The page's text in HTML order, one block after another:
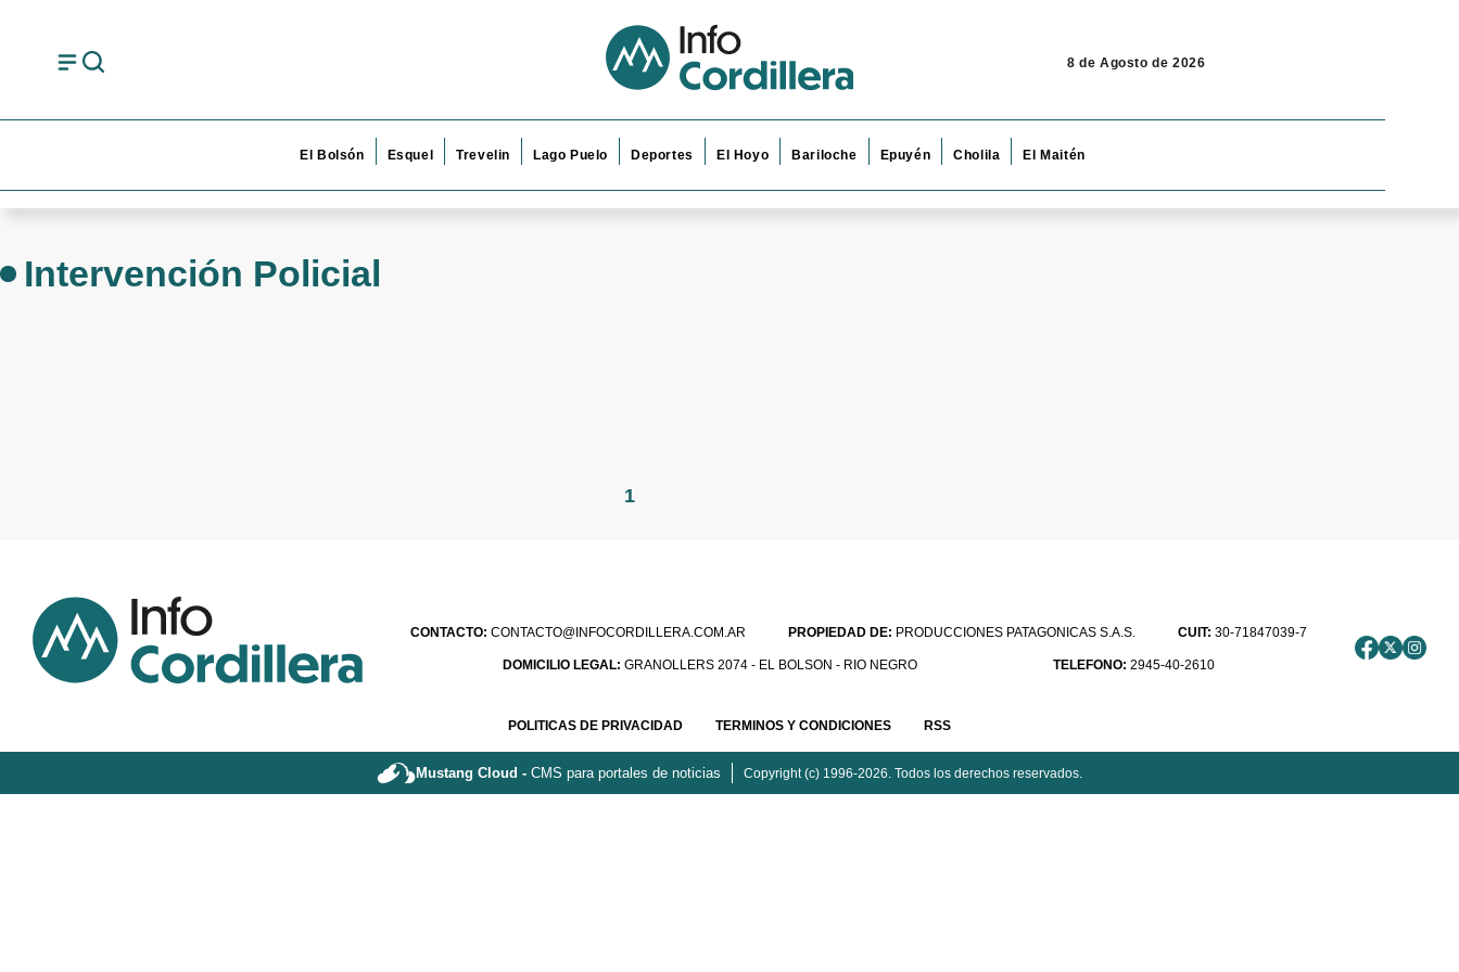
8 de Agosto de 2026
El Bolsón Esquel Trevelin Lago Puelo Deportes El Hoyo Bariloche Epuyén Cholila El Maitén
Intervención Policial
1
CONTACTO: CONTACTO@INFOCORDILLERA.COM.AR PROPIEDAD DE: PRODUCCIONES PATAGONICAS S.A.S. CUIT: 30-71847039-7
DOMICILIO LEGAL:GRANOLLERS 2074 - EL BOLSON - RIO NEGRO TELEFONO: 2945-40-2610
POLITICAS DE PRIVACIDAD TERMINOS Y CONDICIONES RSS
Mustang Cloud - CMS para portales de noticias Copyright (c) 1996-2026. Todos los derechos reservados.